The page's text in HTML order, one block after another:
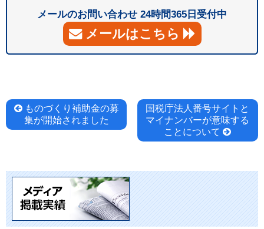
メールのお問い合わせ 24時間365日受付中
メールはこちら
投
ゲ
ものづくり補助金の募
集が開始されました
国税庁法人番号サイトと
マイナンバーが意味する
ことについて